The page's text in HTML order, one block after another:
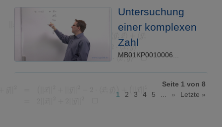
Untersuchung
einer komplexen
Zahl
MB01KP0010006...
Seite 1 von 8
1
2 3 4 5 ... » Letzte »